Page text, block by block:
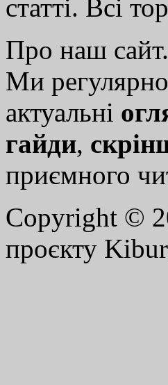
статті. Всі
Про наш
Ми
актуальні
гайди,
приємного
Copyright ©
проєкту